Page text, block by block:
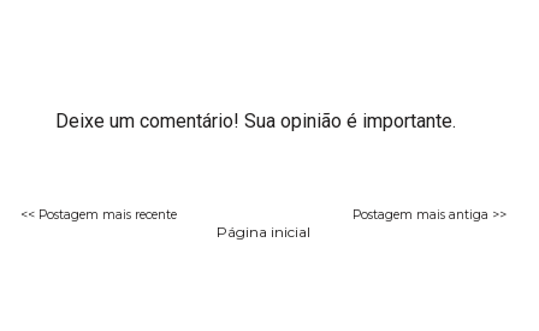
Deixe um comentário! Sua opinião é importante.
<< Postagem mais recente Postagem mais antiga >>
Página inicial